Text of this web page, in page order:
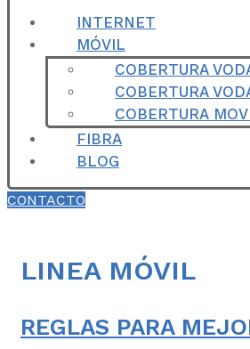
INTERNET
MÓVIL
COBERTURA
COBERTURA
COBERTURA
FIBRA
BLOG
CONTACTO
LINEA MÓVIL
REGLAS PARA